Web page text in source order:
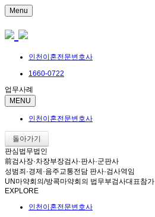
Menu
인천이혼전문변호사
1660-0722
업무사례
MENU
인천이혼전문변호사
돌아가기
판심법무법인
前검사장·차장부장검사·판사·군판사
성범죄·경제·음주교통전담 판사·검사역임
UN마약회의/방콕마약회의 법무부검사대표참가
EXPLORE
인천이혼전문변호사